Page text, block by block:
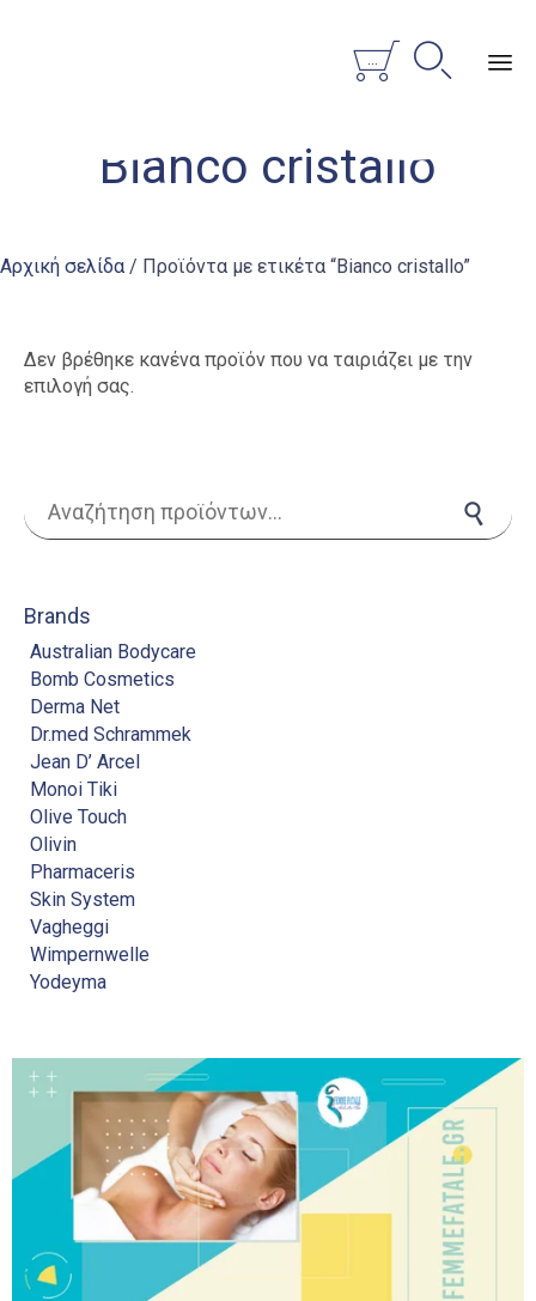

... 
Bianco cristallo
Αρχική σελίδα / Προϊόντα με ετικέτα “Bianco cristallo”
Δεν βρέθηκε κανένα προϊόν που να ταιριάζει με την
επιλογή σας.
Brands
Australian Bodycare
Bomb Cosmetics
Derma Net
Dr.med Schrammek
Jean D’ Arcel
Monoi Tiki
Olive Touch
Olivin
Pharmaceris
Skin System
Vagheggi
Wimpernwelle
Yodeyma